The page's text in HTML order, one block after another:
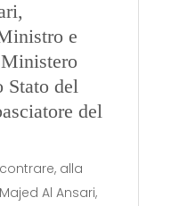
e
Stato del
del
alla
Al Ansari,